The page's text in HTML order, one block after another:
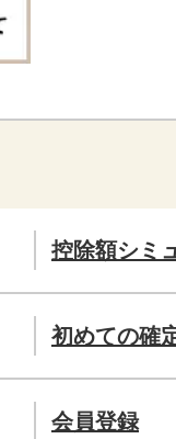
控除額シミ
初めての確
会員登録